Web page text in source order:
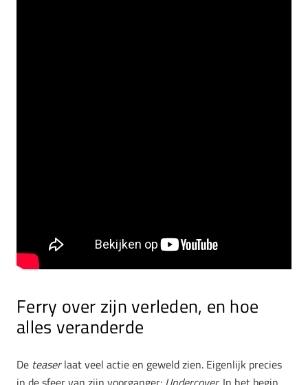
Ferry over zijn verleden, en hoe
alles veranderde
De teaserlaat veel actie en geweld zien. Eigenlijk precies